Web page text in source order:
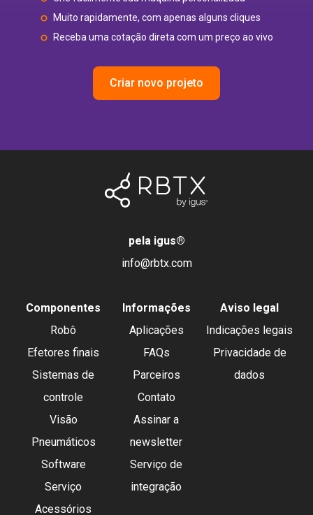
Muito rapidamente, com apenas alguns cliques
Receba uma cotação direta com um preço ao vivo
Criar novo projeto
pela igus®
info@rbtx.com
Componentes
Robô
Efetores finais
Sistemas de
controle
Visão
Pneumáticos
Software
Serviço
Acessórios
Informações
Aplicações
FAQs
Parceiros
Contato
Assinar a
newsletter
Serviço de
integração
Aviso legal
Indicações legais
Privacidade de
dados